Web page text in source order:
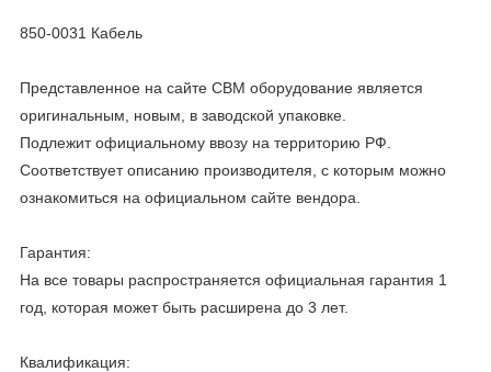
850-0031 Кабель
Представленное на сайте CBM оборудование является
оригинальным, новым, в заводской упаковке.
Подлежит официальному ввозу на территорию РФ.
Соответствует описанию производителя, с которым можно
ознакомиться на официальном сайте вендора.
Гарантия:
На все товары распространяется официальная гарантия 1
год, которая может быть расширена до 3 лет.
Квалификация: